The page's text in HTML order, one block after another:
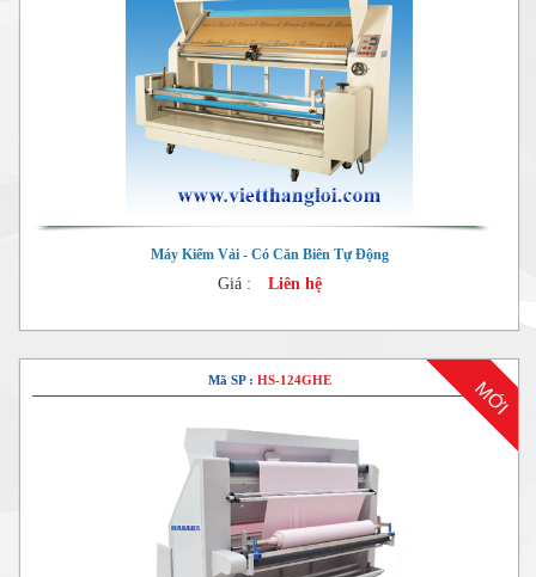
Máy Kiểm Vải - Có Căn Biên Tự Động
Giá : Liên hệ
Mã SP : HS-124GHE MỚI